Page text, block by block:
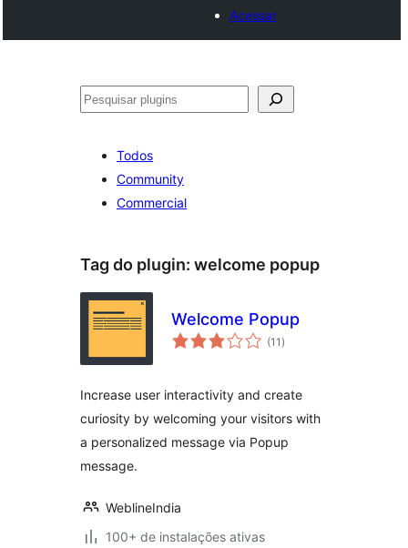
Acessar
Pesquisar
Todos
Community
Commercial
Tag do plugin: welcome popup
Welcome Popup
(11 total
de
)
Increase user interactivity and create
curiosity by welcoming your visitors with
a personalized message via Popup
message.
WeblineIndia
100+ de instalações ativas